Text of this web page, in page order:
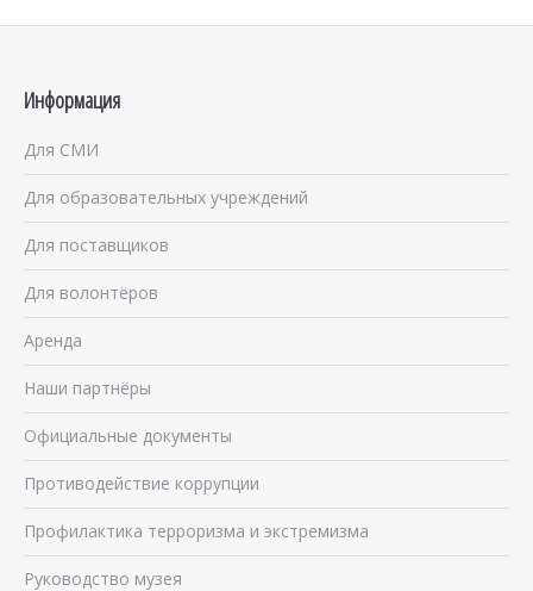
Информация
Для СМИ
Для образовательных учреждений
Для поставщиков
Для волонтёров
Аренда
Наши партнёры
Официальные документы
Противодействие коррупции
Профилактика терроризма и экстремизма
Руководство музея